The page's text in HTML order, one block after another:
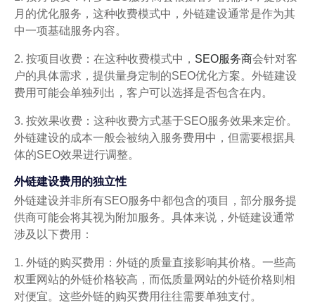
月的优化服务，这种收费模式中，外链建设通常是作为其
中一项基础服务内容。
2. 按项目收费：在这种收费模式中， SEO服务商会针对客
户的具体需求，提供量身定制的SEO优化方案。外链建设
费用可能会单独列出，客户可以选择是否包含在内。
3. 按效果收费：这种收费方式基于SEO服务效果来定价。
外链建设的成本一般会被纳入服务费用中，但需要根据具
体的SEO效果进行调整。
外链建设费用的独立性
外链建设并非所有SEO服务中都包含的项目，部分服务提
供商可能会将其视为附加服务。具体来说，外链建设通常
涉及以下费用：
1. 外链的购买费用：外链的质量直接影响其价格。一些高
权重网站的外链价格较高，而低质量网站的外链价格则相
对便宜。这些外链的购买费用往往需要单独支付。